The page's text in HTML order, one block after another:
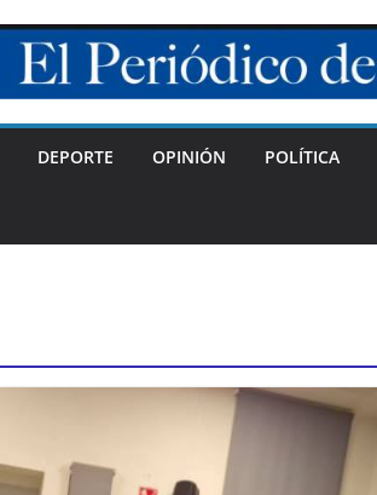
DEPORTE OPINIÓN POLÍTICA